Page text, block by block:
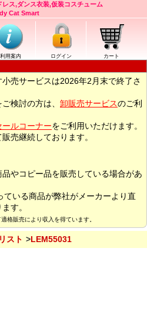
ス,ダンス衣装,仮装コスチューム
Cat Smart
利用案内 ログイン カート
売サービスは2026年2月末で終了さ
検討の方は、 卸販売サービスのご利
ールコーナーをご利用いただけます。
売継続しております。
やコピー品を販売している場合があ
ている商品が弊社がメーカーより直
す。
格販売により収入を得ています。
スト LEM55031